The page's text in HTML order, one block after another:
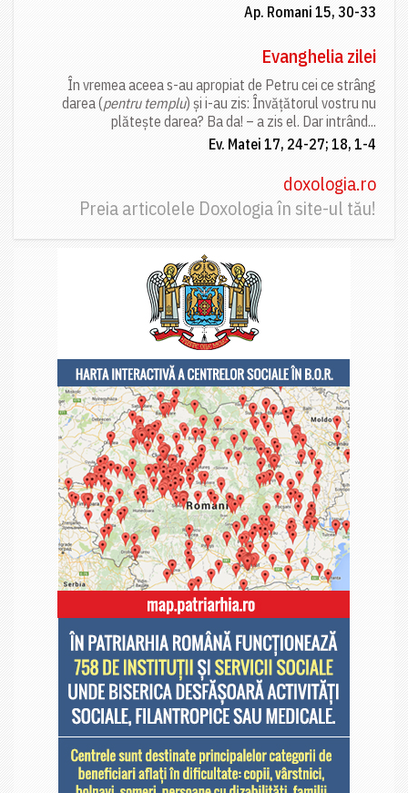
Ap. Romani 15, 30-33
Evanghelia zilei
În vremea aceea s-au apropiat de Petru cei ce strâng
darea (pentru templu) și i-au zis: Învățătorul vostru nu
plătește darea? Ba da! – a zis el. Dar intrând...
Ev. Matei 17, 24-27; 18, 1-4
doxologia.ro
Preia articolele Doxologia în site-ul tău!